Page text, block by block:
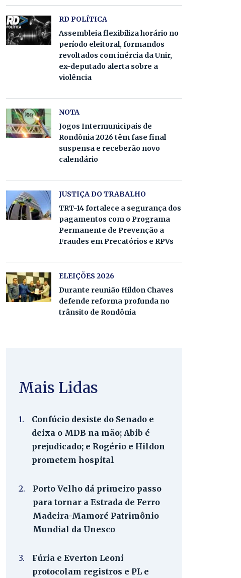
RD POLÍTICA
Assembleia flexibiliza horário no
período eleitoral, formandos
revoltados com inércia da Unir,
ex-deputado alerta sobre a
violência
NOTA
Jogos Intermunicipais de
Rondônia 2026 têm fase final
suspensa e receberão novo
calendário
JUSTIÇA DO TRABALHO
TRT-14 fortalece a segurança dos
pagamentos com o Programa
Permanente de Prevenção a
Fraudes em Precatórios e RPVs
ELEIÇÕES 2026
Durante reunião Hildon Chaves
defende reforma profunda no
trânsito de Rondônia
Mais Lidas
1.
Confúcio desiste do Senado e
deixa o MDB na mão; Abib é
prejudicado; e Rogério e Hildon
prometem hospital
2.
Porto Velho dá primeiro passo
para tornar a Estrada de Ferro
Madeira-Mamoré Patrimônio
Mundial da Unesco
3.
Fúria e Everton Leoni
protocolam registros e PL e